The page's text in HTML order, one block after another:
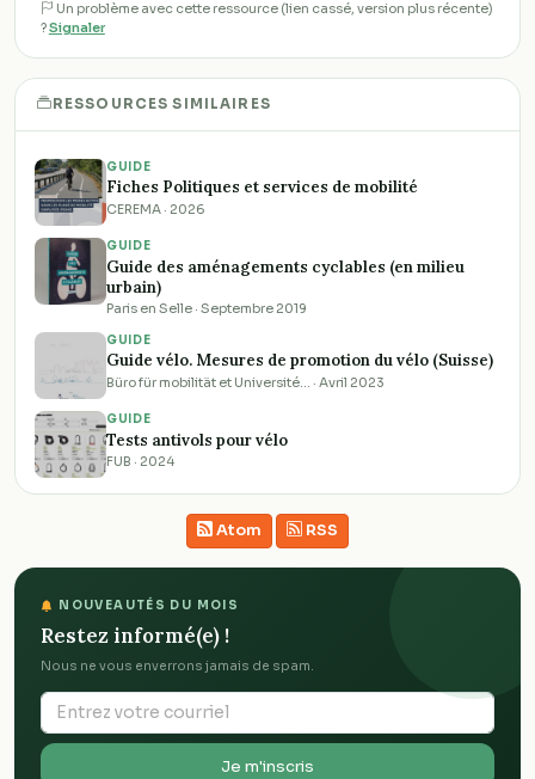
Un problème avec cette ressource (lien cassé, version plus récente)
?Signaler
RESSOURCES SIMILAIRES
GUIDE
Fiches Politiques et services de mobilité
CEREMA · 2026
GUIDE
Guide des aménagements cyclables (en milieu
urbain)
Paris en Selle · Septembre 2019
GUIDE
Guide vélo. Mesures de promotion du vélo (Suisse)
Büro für mobilität et Université… · Avril 2023
GUIDE
Tests antivols pour vélo
FUB · 2024
Atom RSS
NOUVEAUTÉS DU MOIS
Restez informé(e) !
Nous ne vous enverrons jamais de spam.
Je m'inscris